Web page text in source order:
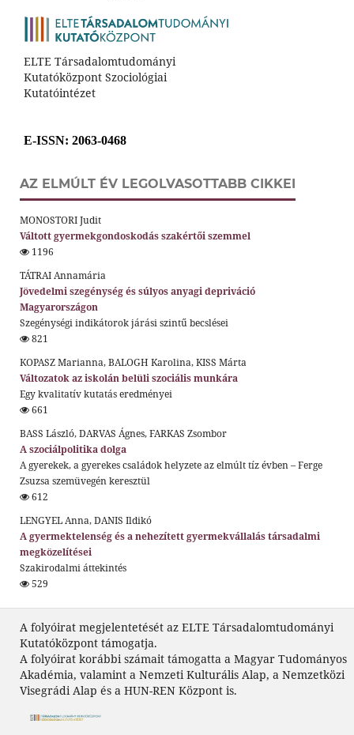
ELTE Társadalomtudományi
Kutatóközpont Szociológiai
Kutatóintézet
E-ISSN: 2063-0468
AZ ELMÚLT ÉV LEGOLVASOTTABB CIKKEI
MONOSTORI Judit
Váltott gyermekgondoskodás szakértői szemmel
1196
TÁTRAI Annamária
Jövedelmi szegénység és súlyos anyagi depriváció
Magyarországon
Szegénységi indikátorok járási szintű becslései
821
KOPASZ Marianna, BALOGH Karolina, KISS Márta
Változatok az iskolán belüli szociális munkára
Egy kvalitatív kutatás eredményei
661
BASS László, DARVAS Ágnes, FARKAS Zsombor
A szociálpolitika dolga
A gyerekek, a gyerekes családok helyzete az elmúlt tíz évben – Ferge
Zsuzsa szemüvegén keresztül
612
LENGYEL Anna, DANIS Ildikó
A gyermektelenség és a nehezített gyermekvállalás társadalmi
megközelítései
Szakirodalmi áttekintés
529
A folyóirat megjelentetését az ELTE Társadalomtudományi
Kutatóközpont támogatja.
A folyóirat korábbi számait támogatta a Magyar Tudományos
Akadémia, valamint a Nemzeti Kulturális Alap, a Nemzetközi
Visegrádi Alap és a HUN-REN Központ is.